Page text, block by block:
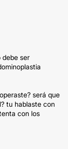
debe ser
será que
tu hablaste con
con los